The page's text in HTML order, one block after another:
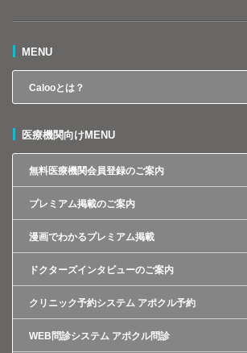
MENU
Calooとは？
医療機関向けMENU
無料医療機関会員登録のご案内
プレミアム掲載のご案内
漫画でわかるプレミアム掲載
ドクターズインタビューのご案内
クリニック予約システム アポクル予約
WEB問診システム アポクル問診